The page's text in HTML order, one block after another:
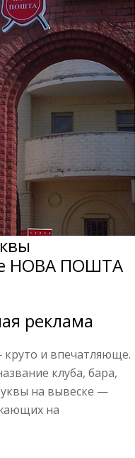
НОВА ПОШТА
реклама
круто и впечатляюще.
клуба, бара,
на вывеске —
на